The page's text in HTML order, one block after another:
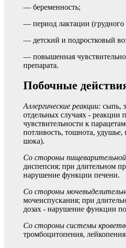
— беременность;
— период лактации (грудного
— детский и подростковый
— повышенная
препарата.
Побочные
Аллергические реакции: сыпь,
отдельных случаях - реакции
чувствительности к
потливость, тошнота,
шока).
Со стороны
диспепсия; при длительном
нарушение функции печени.
Со стороны
мочеиспускания; при
дозах - нарушение функции
Со стороны системы
тромбоцитопения,